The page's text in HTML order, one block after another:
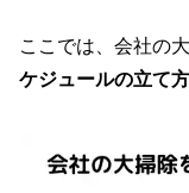
ここでは、会社の
ケジュールの立て方